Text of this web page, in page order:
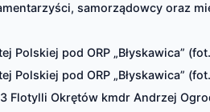
samorządowcy oraz
Polskiej pod ORP „Błyskawica”
Polskiej pod ORP „Błyskawica”
Flotylli Okrętów kmdr Andrzej